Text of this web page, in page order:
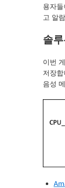
용자
고 알
솔
이번
저장
음성